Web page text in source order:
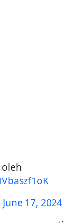
oleh
June 17, 2024